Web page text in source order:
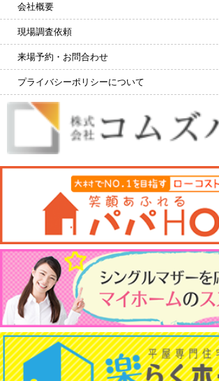
会社概要
現場調査依頼
来場予約・お問合わせ
プライバシーポリシーについて